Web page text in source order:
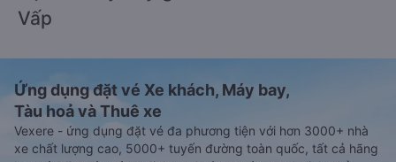
Vấp
Ứng dụng đặt vé Xe khách, Máy bay,
Tàu hoả và Thuê xe
Vexere - ứng dụng đặt vé đa phương tiện với hơn 3000+ nhà
xe chất lượng cao, 5000+ tuyến đường toàn quốc, tất cả hãng